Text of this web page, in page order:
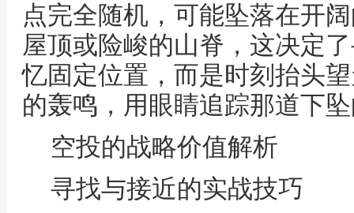
点完全随机，可能坠落在开
屋顶或险峻的山脊，这决定
忆固定位置，而是时刻抬头
的轰鸣，用眼睛追踪那道下
空投的战略价值解析
寻找与接近的实战技巧